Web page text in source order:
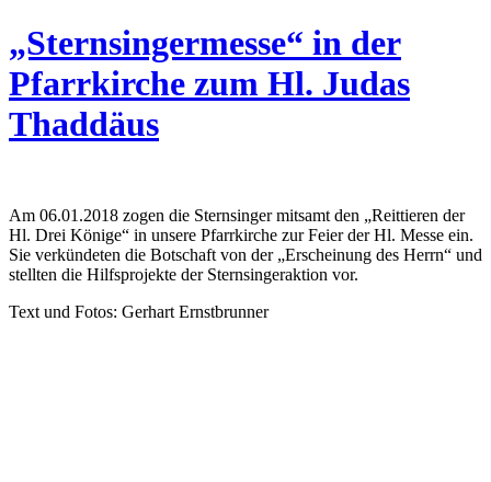
„Sternsingermesse“ in der
Pfarrkirche zum Hl. Judas
Thaddäus
Am 06.01.2018 zogen die Sternsinger mitsamt den „Reittieren der
Hl. Drei Könige“ in unsere Pfarrkirche zur Feier der Hl. Messe ein.
Sie verkündeten die Botschaft von der „Erscheinung des Herrn“ und
stellten die Hilfsprojekte der Sternsingeraktion vor.
Text und Fotos: Gerhart Ernstbrunner